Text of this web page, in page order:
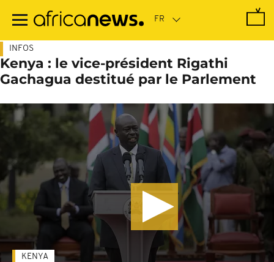
contenu
INFOS
Kenya : le vice-président Rigathi
Gachagua destitué par le Parlement
KENYA